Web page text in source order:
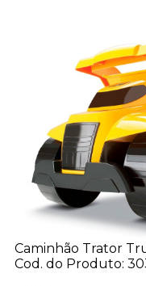
Caminhão Trator
Cod. do Produto: